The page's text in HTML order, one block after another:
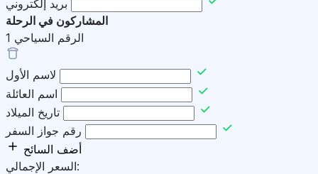
بريد إلكتروني
المشاركون في الرحلة
الرقم السياحي 1
لاسم الأول
اسم العائلة
تاريخ الميلاد
رقم جواز السفر
أضف السائح
السعر الإجمالي: